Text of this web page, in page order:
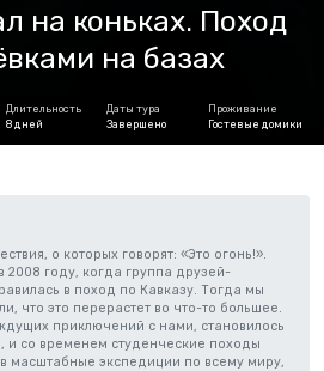
на коньках. Поход
на базах
Длительность
8 дней
Даты тура
Завершено
Проживание
Гостевые домики
о которых говорят: «Это огонь!».
2008 году, когда группа друзей-
в поход по Кавказу. Тогда мы
что это перерастет во что-то большее.
приключений с нами, становилось
и со временем студенческие походы
масштабные экспедиции по всему миру,